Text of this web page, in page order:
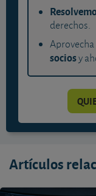
derechos.
Aprovecha
sociosy
Artículos